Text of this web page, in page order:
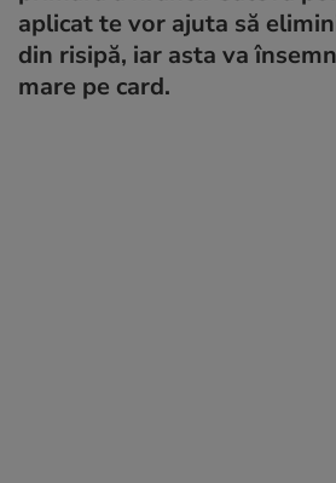
aplicat te vor ajuta să
din risipă, iar asta va
mare pe card.